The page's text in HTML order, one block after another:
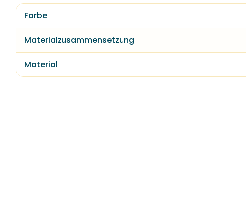
Farbe
Materialzusammensetzung
Material